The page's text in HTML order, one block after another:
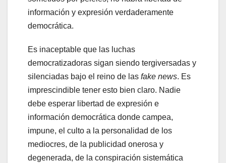
información y expresión verdaderamente
democrática.
Es inaceptable que las luchas
democratizadoras sigan siendo tergiversadas y
silenciadas bajo el reino de las fake news. Es
imprescindible tener esto bien claro. Nadie
debe esperar libertad de expresión e
información democrática donde campea,
impune, el culto a la personalidad de los
mediocres, de la publicidad onerosa y
degenerada, de la conspiración sistemática